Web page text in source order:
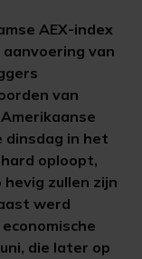
AEX-index
van
van
in het
oploopt,
zullen zijn
werd
die later op